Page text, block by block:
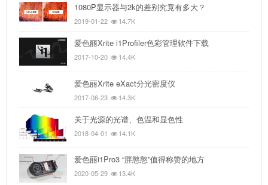
1080P显示器与2k的差别究竟有多大？
2019-01-22 14.7K
爱色丽Xrite i1Profiler色彩管理软件下载
2017-10-20 14.4K
爱色丽Xrite eXact分光密度仪
2017-06-23 14.3K
关于光源的光谱、色温和显色性
2018-04-01 14.1K
爱色丽i1Pro3 “胖憨憨”值得称赞的地方
2020-05-29 13.4K